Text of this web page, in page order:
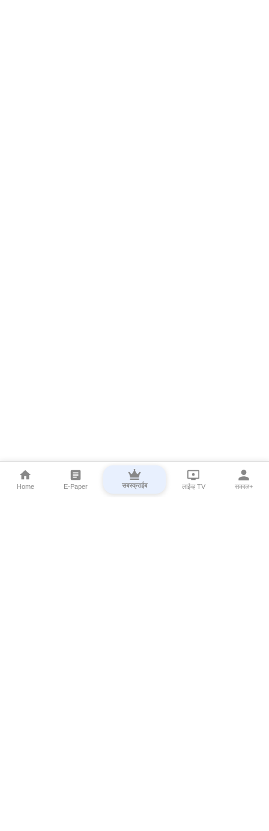
Home E-Paper सबस्क्राईब लाईव्ह TV सकाळ+